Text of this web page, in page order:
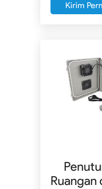
Kirim
Ruangan